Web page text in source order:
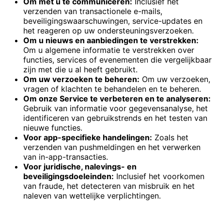
verzenden van transactionele e-mails,
beveiligingswaarschuwingen, service-updates en
het reageren op uw ondersteuningsverzoeken.
Om u nieuws en aanbiedingen te verstrekken:
Om u algemene informatie te verstrekken over
functies, services of evenementen die vergelijkbaar
zijn met die u al heeft gebruikt.
Om uw verzoeken te beheren: Om uw verzoeken,
vragen of klachten te behandelen en te beheren.
Om onze Service te verbeteren en te analyseren:
Gebruik van informatie voor gegevensanalyse, het
identificeren van gebruikstrends en het testen van
nieuwe functies.
Voor app-specifieke handelingen: Zoals het
verzenden van pushmeldingen en het verwerken
van in-app-transacties.
Voor juridische, nalevings- en
beveiligingsdoeleinden: Inclusief het voorkomen
van fraude, het detecteren van misbruik en het
naleven van wettelijke verplichtingen.